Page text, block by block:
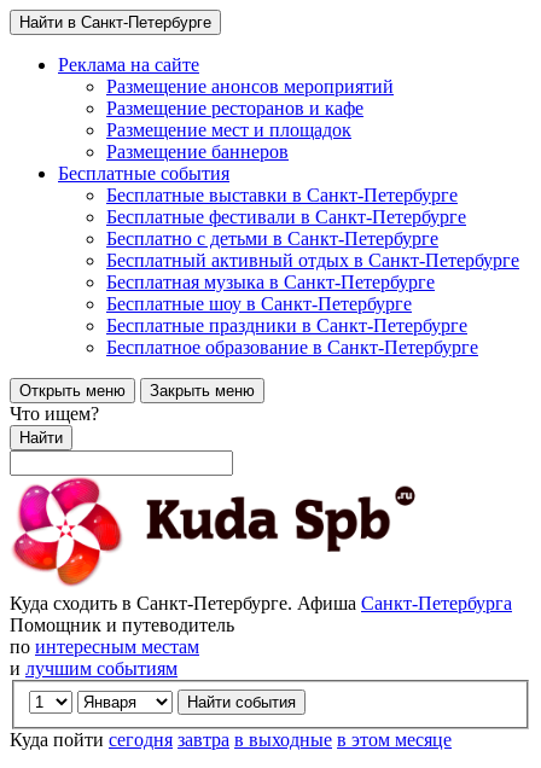
Найти в Санкт-Петербурге
Реклама на сайте
Размещение анонсов мероприятий
Размещение ресторанов и кафе
Размещение мест и площадок
Размещение баннеров
Бесплатные события
Бесплатные выставки в Санкт-Петербурге
Бесплатные фестивали в Санкт-Петербурге
Бесплатно с детьми в Санкт-Петербурге
Бесплатный активный отдых в Санкт-Петербурге
Бесплатная музыка в Санкт-Петербурге
Бесплатные шоу в Санкт-Петербурге
Бесплатные праздники в Санкт-Петербурге
Бесплатное образование в Санкт-Петербурге
Открыть меню Закрыть меню
Что ищем?
Найти
Куда сходить в Санкт-Петербурге. Афиша Санкт-Петербурга
Помощник и путеводитель
по интересным местам
и лучшим событиям
Куда пойти сегодня завтра в выходные в этом месяце